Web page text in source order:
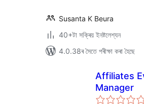
Susanta K Beura
40+টা সক্ৰিয় ইনষ্টলেশ্যন
4.0.38ৰ সৈতে পৰীক্ষা কৰা হৈছে
Affiliates
Manager